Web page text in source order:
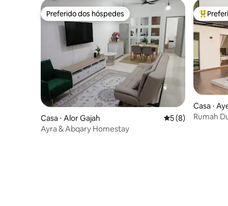
Preferido dos hóspedes
Preferido dos hóspedes
Casa ⋅ Alor Gajah 5 de uma
5 (8)
Ayra & Abqary Homestay
Entre os
Casa ⋅
Rumah